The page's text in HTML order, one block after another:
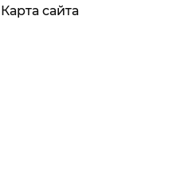
Карта сайта